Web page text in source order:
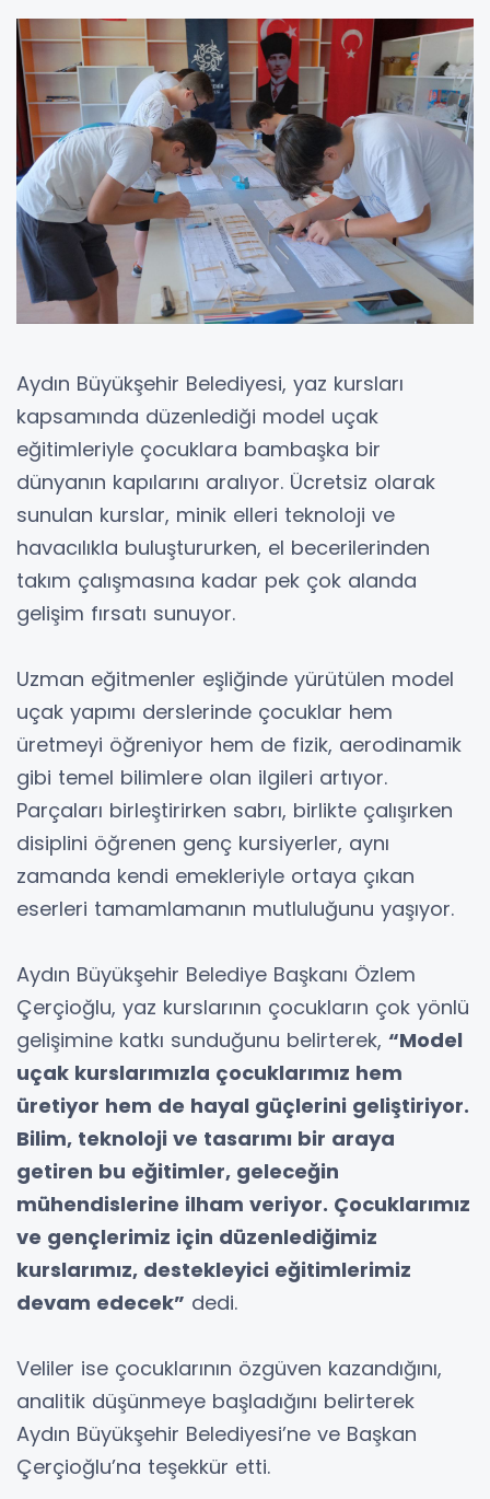
Aydın Büyükşehir Belediyesi, yaz kursları
kapsamında düzenlediği model uçak
eğitimleriyle çocuklara bambaşka bir
dünyanın kapılarını aralıyor. Ücretsiz olarak
sunulan kurslar, minik elleri teknoloji ve
havacılıkla buluştururken, el becerilerinden
takım çalışmasına kadar pek çok alanda
gelişim fırsatı sunuyor.
Uzman eğitmenler eşliğinde yürütülen model
uçak yapımı derslerinde çocuklar hem
üretmeyi öğreniyor hem de fizik, aerodinamik
gibi temel bilimlere olan ilgileri artıyor.
Parçaları birleştirirken sabrı, birlikte çalışırken
disiplini öğrenen genç kursiyerler, aynı
zamanda kendi emekleriyle ortaya çıkan
eserleri tamamlamanın mutluluğunu yaşıyor.
Aydın Büyükşehir Belediye Başkanı Özlem
Çerçioğlu, yaz kurslarının çocukların çok yönlü
gelişimine katkı sunduğunu belirterek, “Model
uçak kurslarımızla çocuklarımız hem
üretiyor hem de hayal güçlerini geliştiriyor.
Bilim, teknoloji ve tasarımı bir araya
getiren bu eğitimler, geleceğin
mühendislerine ilham veriyor. Çocuklarımız
ve gençlerimiz için düzenlediğimiz
kurslarımız, destekleyici eğitimlerimiz
devam edecek” dedi.
Veliler ise çocuklarının özgüven kazandığını,
analitik düşünmeye başladığını belirterek
Aydın Büyükşehir Belediyesi’ne ve Başkan
Çerçioğlu’na teşekkür etti.